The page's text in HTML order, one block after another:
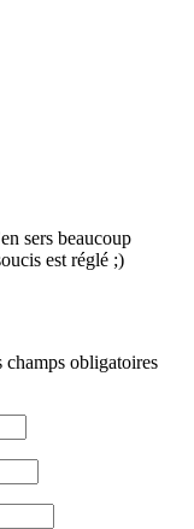
sers beaucoup
est réglé ;)
champs obligatoires